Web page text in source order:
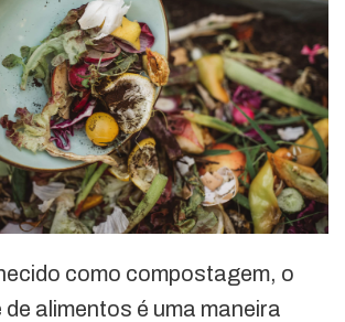
como compostagem, o
alimentos é uma maneira